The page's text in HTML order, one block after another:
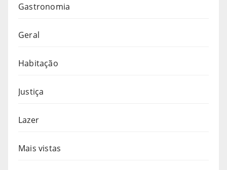
Gastronomia
Geral
Habitação
Justiça
Lazer
Mais vistas